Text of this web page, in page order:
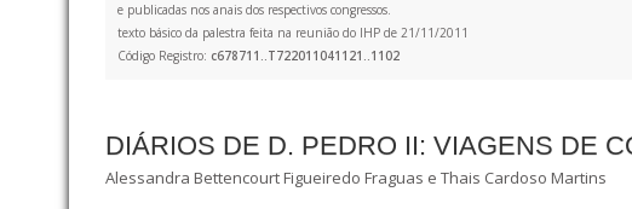
e publicadas nos anais dos respectivos congressos.
texto básico da palestra feita na reunião do IHP de 21/11/2011
Código Registro: c678711..T722011041121..1102
DIÁRIOS DE D. PEDRO II: VIAGENS DE
Alessandra Bettencourt Figueiredo Fraguas e Thais Cardoso Martins